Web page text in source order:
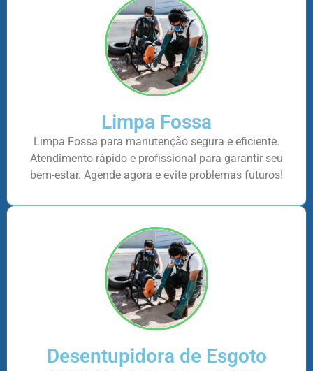
Limpa Fossa
Limpa Fossa para manutenção segura e eficiente.
Atendimento rápido e profissional para garantir seu
bem-estar. Agende agora e evite problemas futuros!
Desentupidora de Esgoto